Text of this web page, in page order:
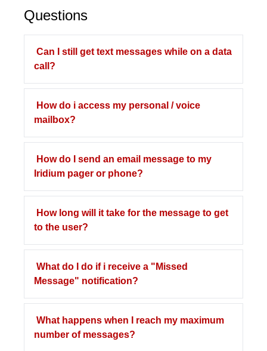
Questions
Can I still get text messages while on a data
call?
How do i access my personal / voice
mailbox?
How do I send an email message to my
Iridium pager or phone?
How long will it take for the message to get
to the user?
What do I do if i receive a "Missed
Message" notification?
What happens when I reach my maximum
number of messages?